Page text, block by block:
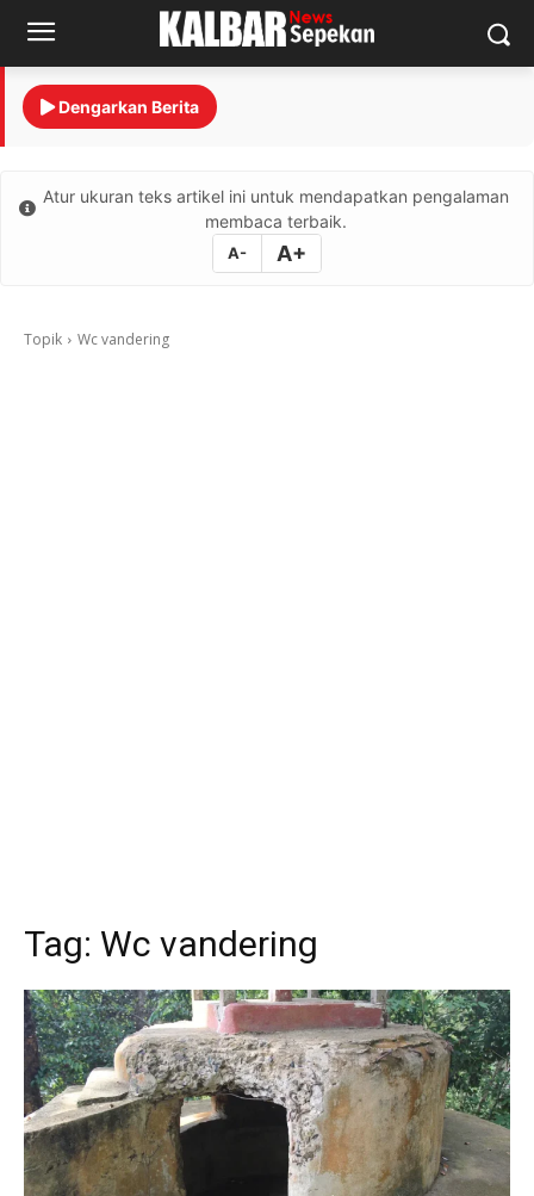
Dengarkan Berita
Atur ukuran teks artikel ini untuk mendapatkan pengalaman
membaca terbaik.
A- A+
Topik Wc vandering
Tag: Wc vandering